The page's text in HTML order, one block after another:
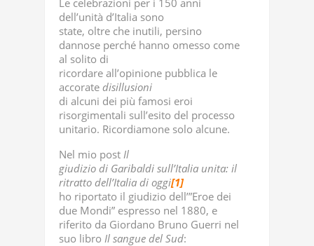
Le celebrazioni per i 150 anni
dell’unità d’Italia sono
state, oltre che inutili, persino
dannose perché hanno omesso come
al solito di
ricordare all’opinione pubblica le
accorate disillusioni
di alcuni dei più famosi eroi
risorgimentali sull’esito del processo
unitario. Ricordiamone solo alcune.
Nel mio post Il
giudizio di Garibaldi sull’Italia unita: il
ritratto dell’Italia di oggi[1]
ho riportato il giudizio dell’”Eroe dei
due Mondi” espresso nel 1880, e
riferito da Giordano Bruno Guerri nel
suo libro Il sangue del Sud: